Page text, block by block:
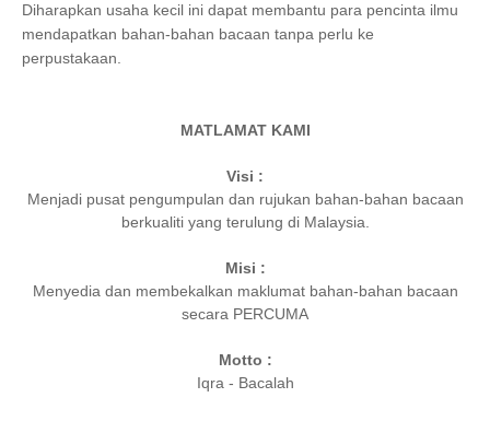
Diharapkan usaha kecil ini dapat membantu para pencinta ilmu
mendapatkan bahan-bahan bacaan tanpa perlu ke
perpustakaan.
MATLAMAT KAMI
Visi :
Menjadi pusat pengumpulan dan rujukan bahan-bahan bacaan
berkualiti yang terulung di Malaysia.
Misi :
Menyedia dan membekalkan maklumat bahan-bahan bacaan
secara PERCUMA
Motto :
Iqra - Bacalah